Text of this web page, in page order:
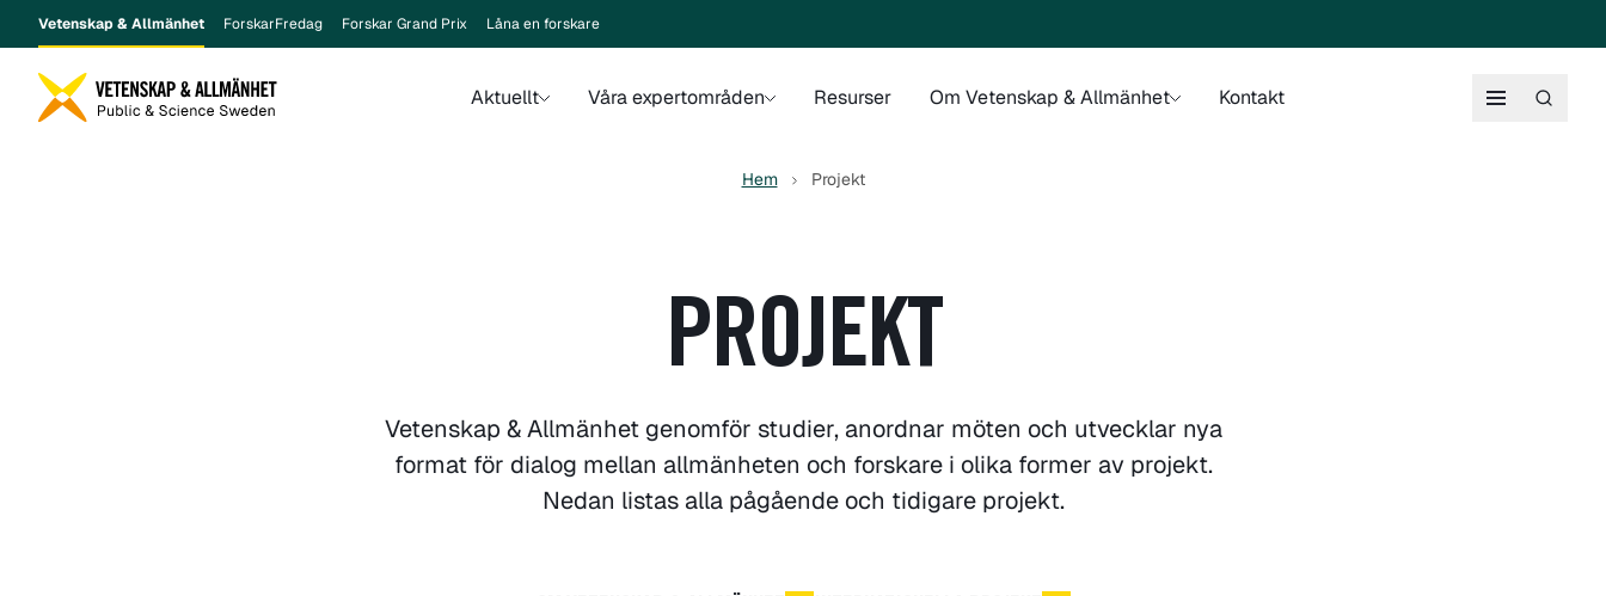
Vetenskap & Allmänhet ForskarFredag Forskar Grand Prix Låna en forskare
Aktuellt Våra expertområden Resurser Om Vetenskap & Allmänhet Kontakt
Hem Projekt
PROJEKT
Vetenskap & Allmänhet genomför studier, anordnar möten och utvecklar nya
format för dialog mellan allmänheten och forskare i olika former av projekt.
Nedan listas alla pågående och tidigare projekt.